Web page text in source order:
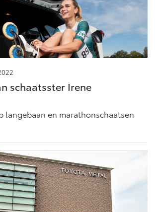
schaatsster Irene
langebaan en marathonschaatsen